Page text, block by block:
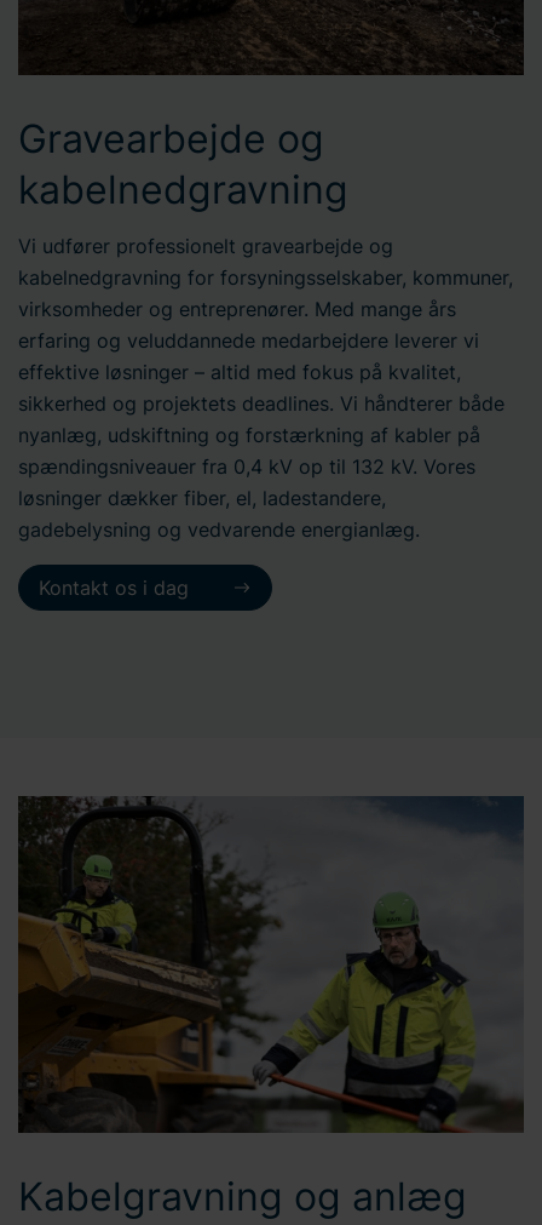
Gravearbejde og
kabelnedgravning
Vi udfører professionelt gravearbejde og
kabelnedgravning for forsyningsselskaber, kommuner,
virksomheder og entreprenører. Med mange års
erfaring og veluddannede medarbejdere leverer vi
effektive løsninger – altid med fokus på kvalitet,
sikkerhed og projektets deadlines. Vi håndterer både
nyanlæg, udskiftning og forstærkning af kabler på
spændingsniveauer fra 0,4 kV op til 132 kV. Vores
løsninger dækker fiber, el, ladestandere,
gadebelysning og vedvarende energianlæg.
Kontakt os i dag
Kabelgravning og anlæg